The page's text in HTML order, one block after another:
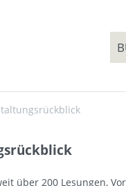
über 200 Lesungen,